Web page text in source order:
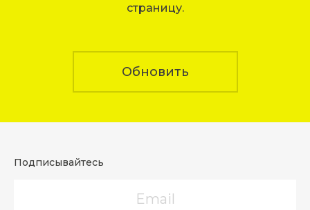
страницу.
Обновить
Подписывайтесь